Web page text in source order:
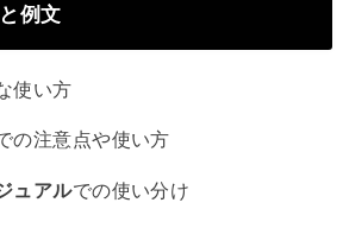
例文
使い方
の注意点や使い方
ュアルでの使い分け